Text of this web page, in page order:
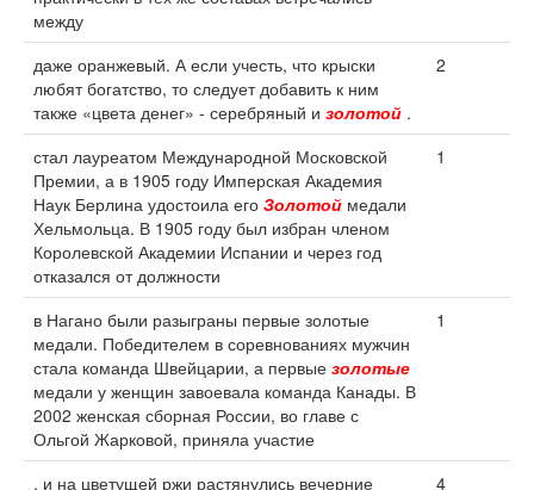
между
даже оранжевый. А если учесть, что крыски
любят богатство, то следует добавить к ним
также «цвета денег» - серебряный и золотой .
2
стал лауреатом Международной Московской
Премии, а в 1905 году Имперская Академия
Наук Берлина удостоила его Золотой медали
Хельмольца. В 1905 году был избран членом
Королевской Академии Испании и через год
отказался от должности
1
в Нагано были разыграны первые золотые
медали. Победителем в соревнованиях мужчин
стала команда Швейцарии, а первые золотые
медали у женщин завоевала команда Канады. В
2002 женская сборная России, во главе с
Ольгой Жарковой, приняла участие
1
, и на цветущей ржи растянулись вечерние
4